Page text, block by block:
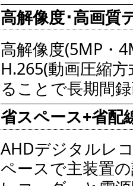
高解像度･高画質
高解像度(5MP・
H.265(動画圧縮
ることで長期間
省スペース+省配
AHDデジタルレ
ペースで主装置